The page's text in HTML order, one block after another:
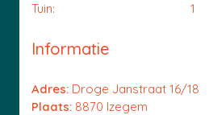
Tuin:
1
Informatie
Adres: Droge Janstraat 16/18
Plaats: 8870 Izegem